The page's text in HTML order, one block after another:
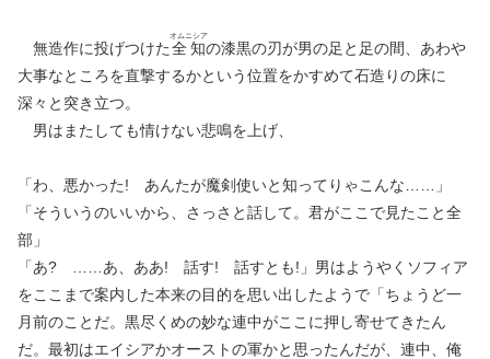
無造作に投げつけた全知
オムニシア
の漆黒の刃が男の足と足の間、あわや
大事なところを直撃するかという位置をかすめて石造りの床に
深々と突き立つ。
男はまたしても情けない悲鳴を上げ、
「わ、悪かった! あんたが魔剣使いと知ってりゃこんな……」
「そういうのいいから、さっさと話して。君がここで見たこと全
部」
「あ? ……あ、ああ! 話す! 話すとも!」男はようやくソフィア
をここまで案内した本来の目的を思い出したようで「ちょうど一
月前のことだ。黒尽くめの妙な連中がここに押し寄せてきたん
だ。最初はエイシアかオーストの軍かと思ったんだが、連中、俺